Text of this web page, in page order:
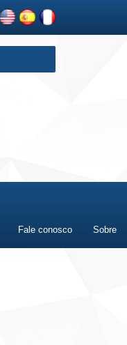
Fale conosco Sobre